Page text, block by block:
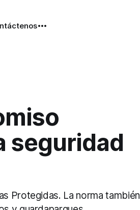
seguridad
Protegidas. La norma también